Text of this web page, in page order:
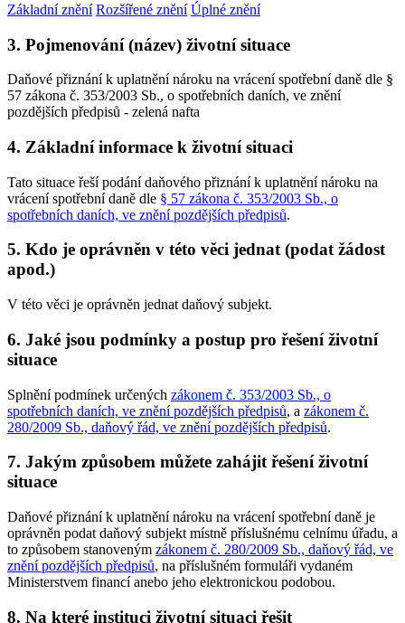
Základní znění Rozšířené znění Úplné znění
3. Pojmenování (název) životní situace
Daňové přiznání k uplatnění nároku na vrácení spotřební daně dle §
57 zákona č. 353/2003 Sb., o spotřebních daních, ve znění
pozdějších předpisů - zelená nafta
4. Základní informace k životní situaci
Tato situace řeší podání daňového přiznání k uplatnění nároku na
vrácení spotřební daně dle § 57 zákona č. 353/2003 Sb., o
spotřebních daních, ve znění pozdějších předpisů.
5. Kdo je oprávněn v této věci jednat (podat žádost
apod.)
V této věci je oprávněn jednat daňový subjekt.
6. Jaké jsou podmínky a postup pro řešení životní
situace
Splnění podmínek určených zákonem č. 353/2003 Sb., o
spotřebních daních, ve znění pozdějších předpisů, a zákonem č.
280/2009 Sb., daňový řád, ve znění pozdějších předpisů.
7. Jakým způsobem můžete zahájit řešení životní
situace
Daňové přiznání k uplatnění nároku na vrácení spotřební daně je
oprávněn podat daňový subjekt místně příslušnému celnímu úřadu, a
to způsobem stanoveným zákonem č. 280/2009 Sb., daňový řád, ve
znění pozdějších předpisů, na příslušném formuláři vydaném
Ministerstvem financí anebo jeho elektronickou podobou.
8. Na které instituci životní situaci řešit